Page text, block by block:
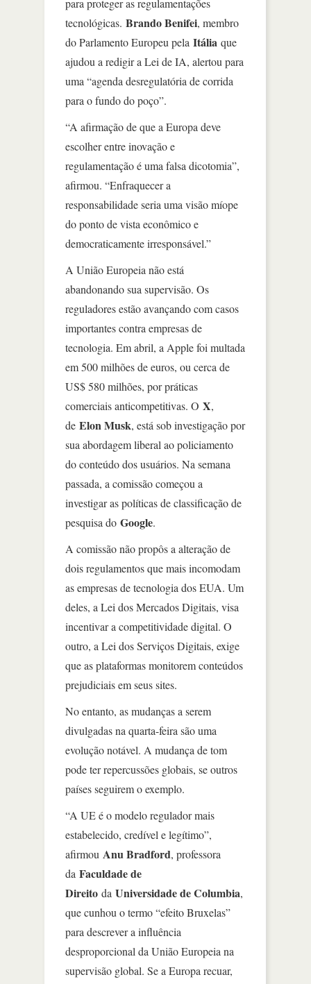
tecnológicas. Brando Benifei, membro
do Parlamento Europeu pela Itália que
ajudou a redigir a Lei de IA, alertou para
uma “agenda desregulatória de corrida
para o fundo do poço”.
“A afirmação de que a Europa deve
escolher entre inovação e
regulamentação é uma falsa dicotomia”,
afirmou. “Enfraquecer a
responsabilidade seria uma visão míope
do ponto de vista econômico e
democraticamente irresponsável.”
A União Europeia não está
abandonando sua supervisão. Os
reguladores estão avançando com casos
importantes contra empresas de
tecnologia. Em abril, a Apple foi multada
em 500 milhões de euros, ou cerca de
US$ 580 milhões, por práticas
comerciais anticompetitivas. O X,
de Elon Musk, está sob investigação por
sua abordagem liberal ao policiamento
do conteúdo dos usuários. Na semana
passada, a comissão começou a
investigar as políticas de classificação de
pesquisa do Google.
A comissão não propôs a alteração de
dois regulamentos que mais incomodam
as empresas de tecnologia dos EUA. Um
deles, a Lei dos Mercados Digitais, visa
incentivar a competitividade digital. O
outro, a Lei dos Serviços Digitais, exige
que as plataformas monitorem conteúdos
prejudiciais em seus sites.
No entanto, as mudanças a serem
divulgadas na quarta-feira são uma
evolução notável. A mudança de tom
pode ter repercussões globais, se outros
países seguirem o exemplo.
“A UE é o modelo regulador mais
estabelecido, credível e legítimo”,
afirmou Anu Bradford, professora
da Faculdade de
Direito da Universidade de Columbia,
que cunhou o termo “efeito Bruxelas”
para descrever a influência
desproporcional da União Europeia na
supervisão global. Se a Europa recuar,